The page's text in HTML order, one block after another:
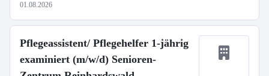
01.08.2026
Pflegeassistent/ Pflegehelfer 1-jährig
examiniert (m/w/d) Senioren-